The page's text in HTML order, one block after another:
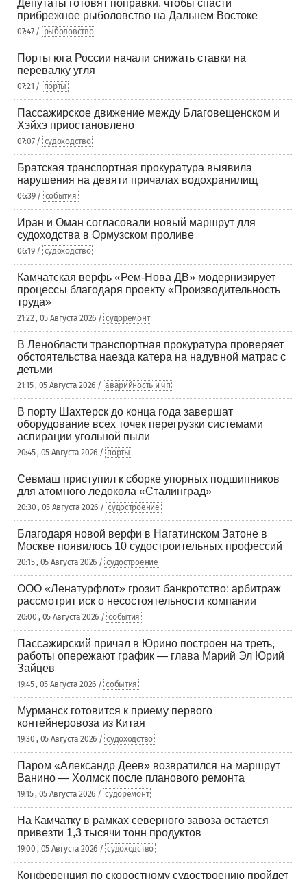
Депутаты готовят поправки, чтобы спасти
прибрежное рыболовство на Дальнем Востоке
07:47 / рыболовство
Порты юга России начали снижать ставки на
перевалку угля
07:21 / порты
Пассажирское движение между Благовещенском и
Хэйхэ приостановлено
07:07 / судоходство
Братская транспортная прокуратура выявила
нарушения на девяти причалах водохранилищ
06:39 / события
Иран и Оман согласовали новый маршрут для
судоходства в Ормузском проливе
06:19 / судоходство
Камчатская верфь «Рем-Нова ДВ» модернизирует
процессы благодаря проекту «Производительность
труда»
21:22 , 05 Августа 2026 / судоремонт
В Ленобласти транспортная прокуратура проверяет
обстоятельства наезда катера на надувной матрас с
детьми
21:15 , 05 Августа 2026 / аварийность и чп
В порту Шахтерск до конца года завершат
оборудование всех точек перегрузки системами
аспирации угольной пыли
20:45 , 05 Августа 2026 / порты
Севмаш приступил к сборке упорных подшипников
для атомного ледокола «Сталинград»
20:30 , 05 Августа 2026 / судостроение
Благодаря новой верфи в Нагатинском Затоне в
Москве появилось 10 судостроительных профессий
20:15 , 05 Августа 2026 / судостроение
ООО «Ленатурфлот» грозит банкротство: арбитраж
рассмотрит иск о несостоятельности компании
20:00 , 05 Августа 2026 / события
Пассажирский причал в Юрино построен на треть,
работы опережают график — глава Марий Эл Юрий
Зайцев
19:45 , 05 Августа 2026 / события
Мурманск готовится к приему первого
контейнеровоза из Китая
19:30 , 05 Августа 2026 / судоходство
Паром «Александр Деев» возвратился на маршрут
Ванино — Холмск после планового ремонта
19:15 , 05 Августа 2026 / судоремонт
На Камчатку в рамках северного завоза остается
привезти 1,3 тысячи тонн продуктов
19:00 , 05 Августа 2026 / судоходство
Конференция по скоростному судостроению пройдет